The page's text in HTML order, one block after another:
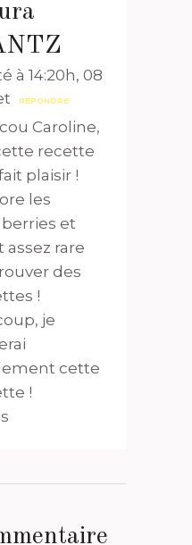
à 14:20h, 08
RÉPONDRE
Caroline,
recette
plaisir !
les
et
assez rare
des
!
je
cette
!